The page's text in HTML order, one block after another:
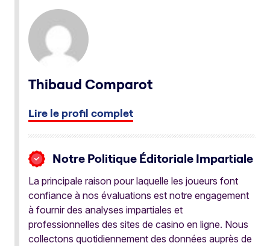
Thibaud Comparot
Lire le profil complet
Notre Politique Éditoriale Impartiale
La principale raison pour laquelle les joueurs font
confiance à nos évaluations est notre engagement
à fournir des analyses impartiales et
professionnelles des sites de casino en ligne. Nous
collectons quotidiennement des données auprès de